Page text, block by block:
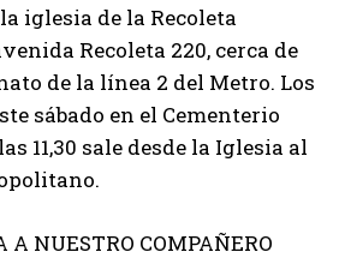
iglesia de la Recoleta
Recoleta 220, cerca de
de la línea 2 del Metro. Los
sábado en el Cementerio
11,30 sale desde la Iglesia al
A NUESTRO COMPAÑERO